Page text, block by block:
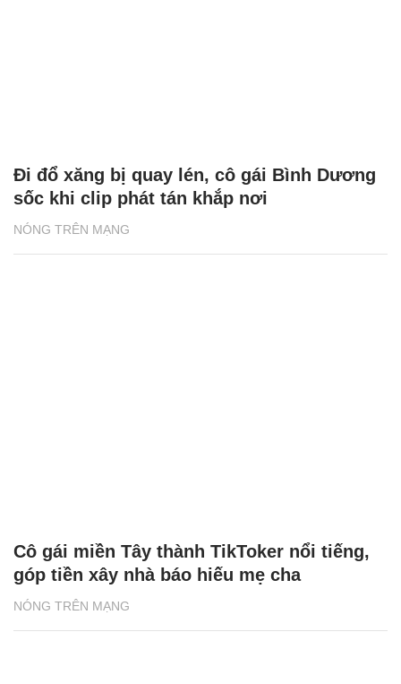
NÓNG TRÊN MẠNG
Đi đổ xăng bị quay lén, cô gái Bình Dương
sốc khi clip phát tán khắp nơi
NÓNG TRÊN MẠNG
Cô gái miền Tây thành TikToker nổi tiếng,
góp tiền xây nhà báo hiếu mẹ cha